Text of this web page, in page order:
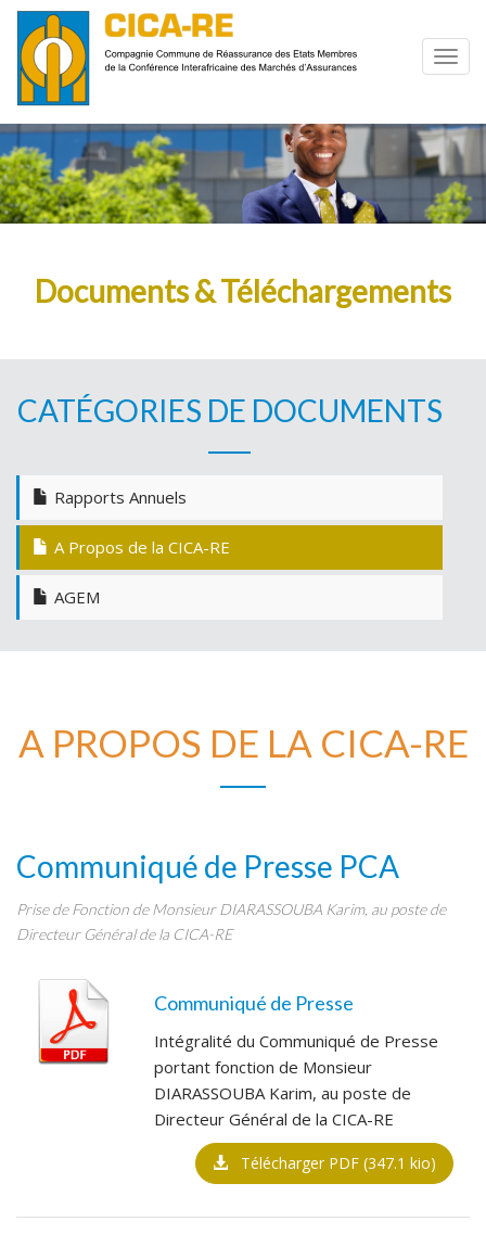
Documents & Téléchargements
CATÉGORIES DE DOCUMENTS
Rapports Annuels
A Propos de la CICA-RE
AGEM
A PROPOS DE LA CICA-RE
Communiqué de Presse PCA
Prise de Fonction de Monsieur DIARASSOUBA Karim, au poste de
Directeur Général de la CICA-RE
Communiqué de Presse
Intégralité du Communiqué de Presse
portant fonction de Monsieur
DIARASSOUBA Karim, au poste de
Directeur Général de la CICA-RE
Télécharger PDF (347.1 kio)